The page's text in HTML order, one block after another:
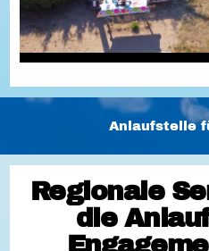
Anlaufstelle
Regionale
die